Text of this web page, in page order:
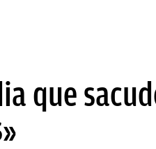
que